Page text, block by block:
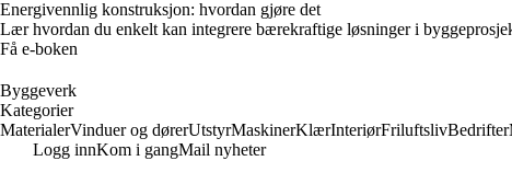
Energivennlig konstruksjon: hvordan gjøre det
Lær hvordan du enkelt kan integrere bærekraftige løsninger i
Få e-boken
Byggeverk
Kategorier
MaterialerVinduer og dørerUtstyrMaskinerKlærInteriørFriluftslivBedrifter
Logg innKom i gangMail nyheter